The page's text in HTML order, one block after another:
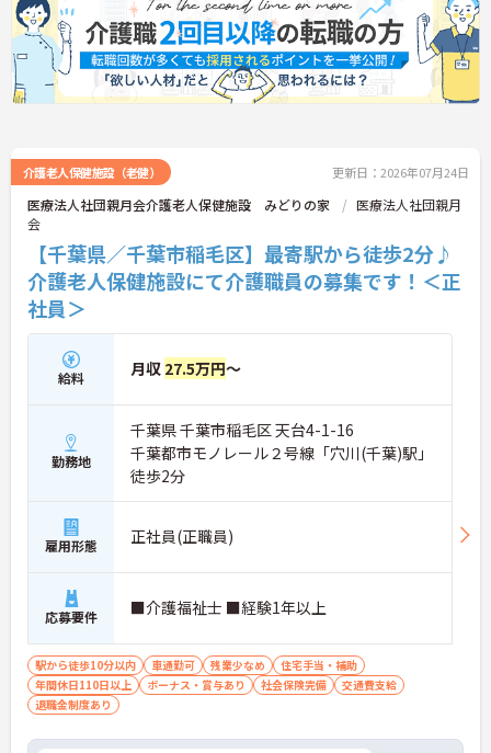
介護老人保健施設（老健） 更新日：2026年07月24日
医療法人社団親月会介護老人保健施設 みどりの家
医療法人社団親月
会
【千葉県／千葉市稲毛区】最寄駅から徒歩2分♪
介護老人保健施設にて介護職員の募集です！＜正
社員＞
給料 月収 27.5万円～
勤務地
千葉県 千葉市稲毛区 天台4-1-16
千葉都市モノレール２号線「穴川(千葉)駅」
徒歩2分
雇用形態 正社員(正職員)
応募要件 ■介護福祉士 ■経験1年以上
駅から徒歩10分以内 車通勤可 残業少なめ
住宅手当・補助
年間休日110日以上
ボーナス・賞与あり 社会保険完備
交通費支給
退職金制度あり